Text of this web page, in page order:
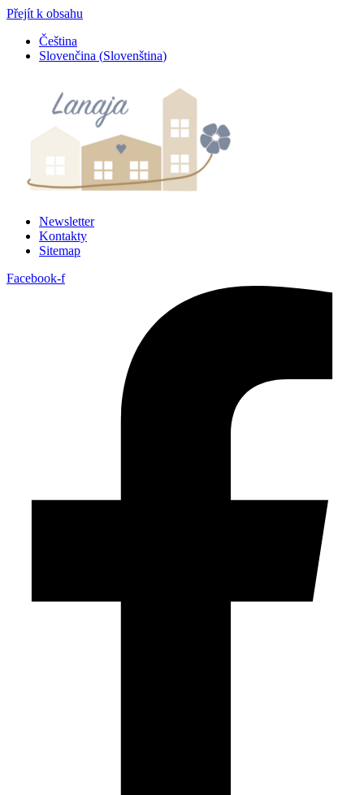
Přejít k obsahu
Čeština
Slovenčina (Slovenština)
Newsletter
Kontakty
Sitemap
Facebook-f